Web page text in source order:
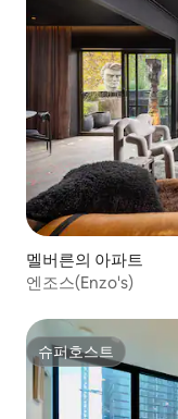
멜버른의 아파트
엔조스(Enzo's)
슈퍼호스트
슈퍼호스트